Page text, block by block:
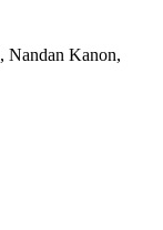
Nandan Kanon,